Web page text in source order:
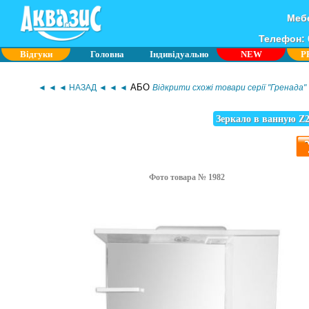
Телефон:
Відгуки Головна Індивідуально NEW
◄ ◄ ◄ НАЗАД ◄ ◄ ◄ АБО Відкрити схожі товари серії "Гренада"
Зеркало в ванную
Фото товара № 1982